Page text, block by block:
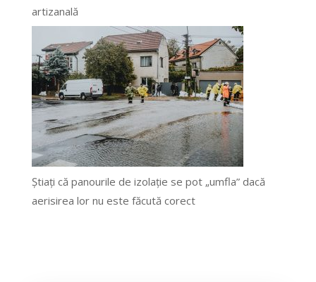
artizanală
Știați că panourile de izolație se pot „umfla” dacă
aerisirea lor nu este făcută corect